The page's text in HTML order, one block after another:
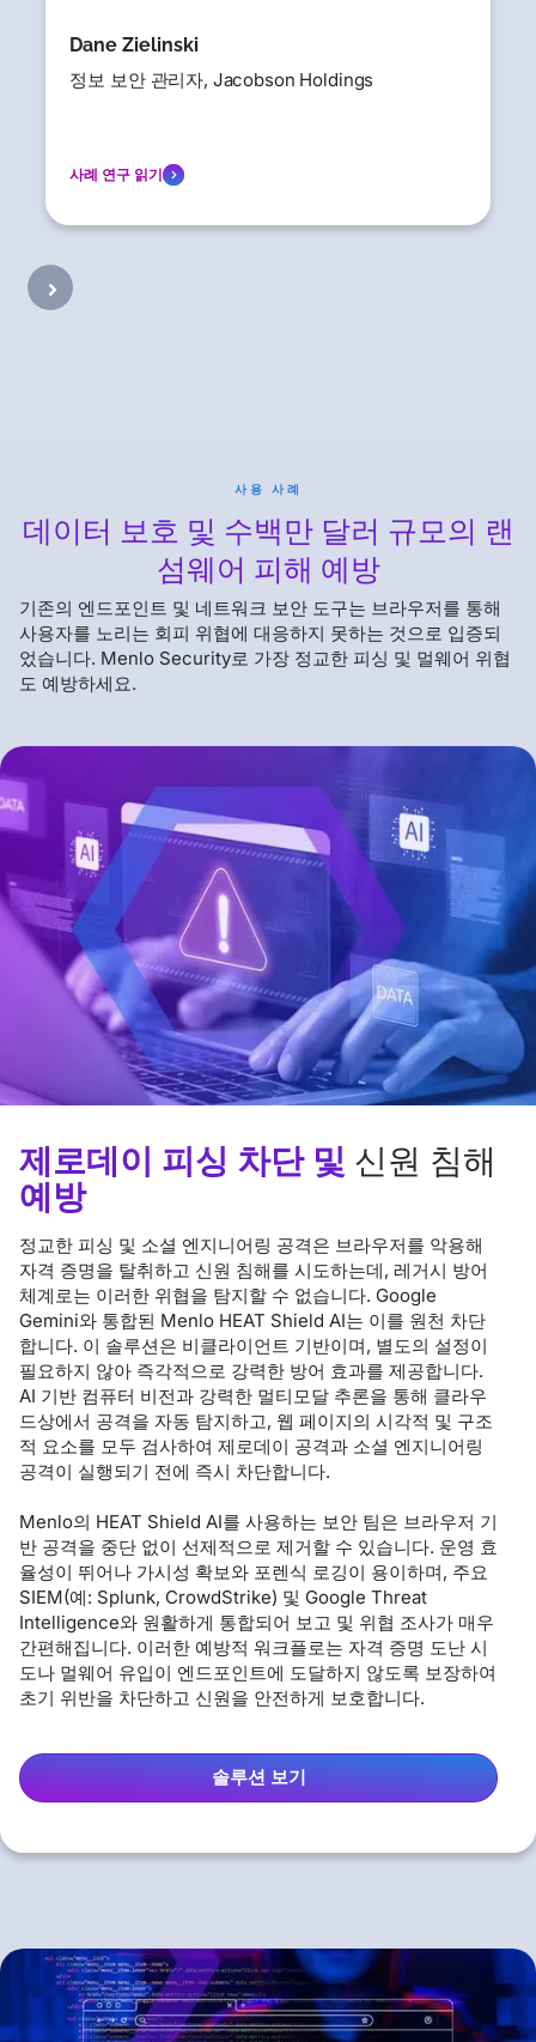
Dane Zielinski
정보 보안 관리자, Jacobson Holdings
사례 연구 읽기
사용 사례
데이터 보호 및 수백만 달러 규모의 랜
섬웨어 피해 예방
기존의 엔드포인트 및 네트워크 보안 도구는 브라우저를 통해
사용자를 노리는 회피 위협에 대응하지 못하는 것으로 입증되
었습니다. Menlo Security로 가장 정교한 피싱 및 멀웨어 위협
도 예방하세요.
제로데이 피싱 차단 및 신원 침해
예방
정교한 피싱 및 소셜 엔지니어링 공격은 브라우저를 악용해
자격 증명을 탈취하고 신원 침해를 시도하는데, 레거시 방어
체계로는 이러한 위협을 탐지할 수 없습니다. Google
Gemini와 통합된 Menlo HEAT Shield AI는 이를 원천 차단
합니다. 이 솔루션은 비클라이언트 기반이며, 별도의 설정이
필요하지 않아 즉각적으로 강력한 방어 효과를 제공합니다.
AI 기반 컴퓨터 비전과 강력한 멀티모달 추론을 통해 클라우
드상에서 공격을 자동 탐지하고, 웹 페이지의 시각적 및 구조
적 요소를 모두 검사하여 제로데이 공격과 소셜 엔지니어링
공격이 실행되기 전에 즉시 차단합니다.
Menlo의 HEAT Shield AI를 사용하는 보안 팀은 브라우저 기
반 공격을 중단 없이 선제적으로 제거할 수 있습니다. 운영 효
율성이 뛰어나 가시성 확보와 포렌식 로깅이 용이하며, 주요
SIEM(예: Splunk, CrowdStrike) 및 Google Threat
Intelligence와 원활하게 통합되어 보고 및 위협 조사가 매우
간편해집니다. 이러한 예방적 워크플로는 자격 증명 도난 시
도나 멀웨어 유입이 엔드포인트에 도달하지 않도록 보장하여
초기 위반을 차단하고 신원을 안전하게 보호합니다.
솔루션 보기